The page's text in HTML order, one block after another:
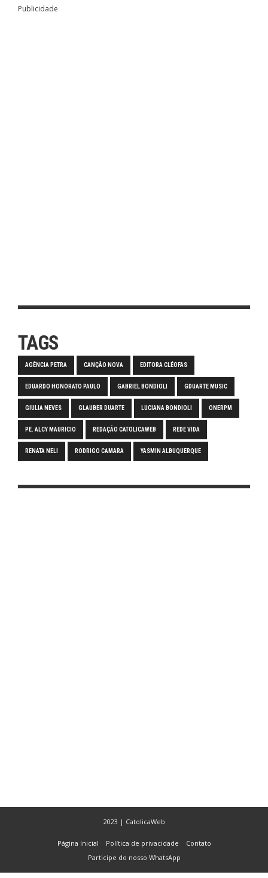
Publicidade
TAGS
AGÊNCIA PETRA CANÇÃO NOVA EDITORA CLÉOFAS
EDUARDO HONORATO PAULO GABRIEL BONDIOLI GDUARTE MUSIC
GIULIA NEVES GLAUBER DUARTE LUCIANA BONDIOLI ONERPM
PE. ALCY MAURICIO REDAÇÃO CATOLICAWEB REDE VIDA
RENATA NELI RODRIGO CAMARA YASMIN ALBUQUERQUE
2023 | CatolicaWeb
Página Inicial Política de privacidade
Contato
Participe do nosso WhatsApp